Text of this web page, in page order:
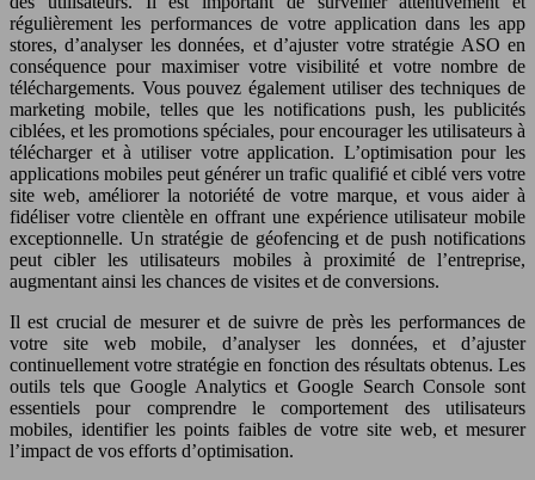
régulièrement les performances de votre application dans les app
stores, d’analyser les données, et d’ajuster votre stratégie ASO en
conséquence pour maximiser votre visibilité et votre nombre de
téléchargements. Vous pouvez également utiliser des techniques de
marketing mobile, telles que les notifications push, les publicités
ciblées, et les promotions spéciales, pour encourager les utilisateurs à
télécharger et à utiliser votre application. L’optimisation pour les
applications mobiles peut générer un trafic qualifié et ciblé vers votre
site web, améliorer la notoriété de votre marque, et vous aider à
fidéliser votre clientèle en offrant une expérience utilisateur mobile
exceptionnelle. Un stratégie de géofencing et de push notifications
peut cibler les utilisateurs mobiles à proximité de l’entreprise,
augmentant ainsi les chances de visites et de conversions.
Il est crucial de mesurer et de suivre de près les performances de
votre site web mobile, d’analyser les données, et d’ajuster
continuellement votre stratégie en fonction des résultats obtenus. Les
outils tels que Google Analytics et Google Search Console sont
essentiels pour comprendre le comportement des utilisateurs
mobiles, identifier les points faibles de votre site web, et mesurer
l’impact de vos efforts d’optimisation.